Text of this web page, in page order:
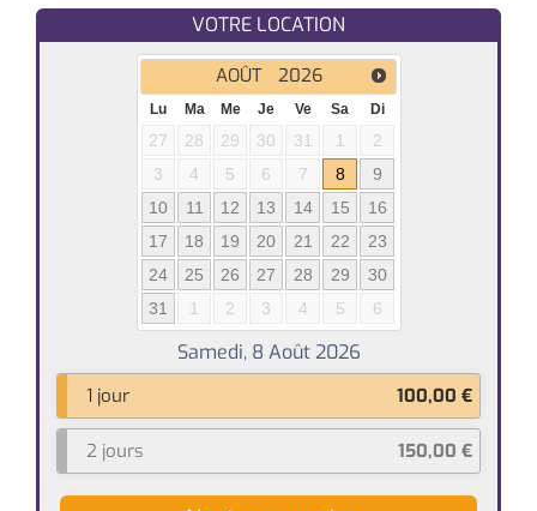
VOTRE LOCATION
AOÛT 2026
Lu Ma Me Je Ve Sa Di
27 28 29 30 31 1
2
3
4 5 6 7 8
9
10
11 12 13 14 15
16
17
18 19 20 21 22
23
24
25 26 27 28 29
30
31
1 2 3 4 5 6
1 jour 100,00 €
2 jours 150,00 €